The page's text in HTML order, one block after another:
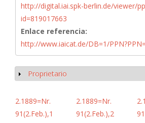
http://digital.iai.spk-berlin.de/viewer/
id=819017663
Enlace referencia:
http://www.iaicat.de/DB=1/
Mostrar
Proprietario
2.1889=Nr.
91(2.Feb.),1
2.1889=Nr.
91(2.Feb.),2